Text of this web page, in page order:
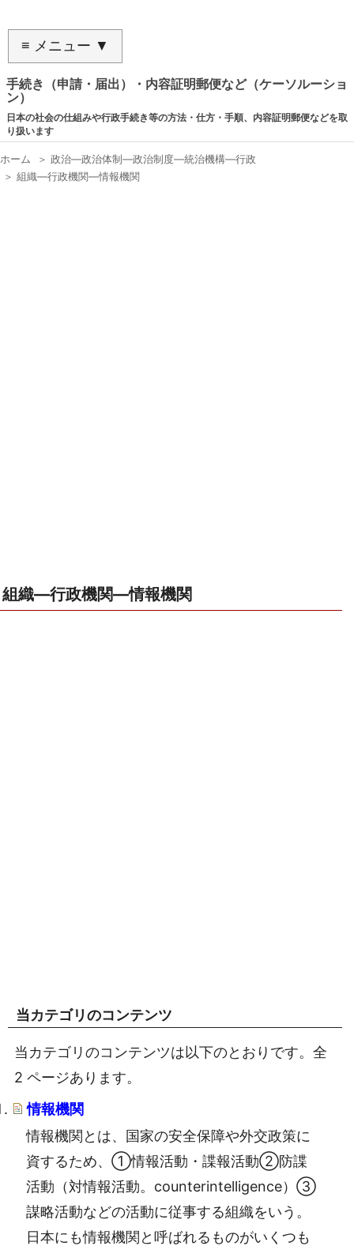
≡ メニュー ▼
手続き（申請・届出）・内容証明郵便など（ケーソルーショ
ン）
日本の社会の仕組みや行政手続き等の方法・仕方・手順、内容証明郵便などを取
り扱います
ホーム ＞ 政治―政治体制―政治制度―統治機構―行政
＞ 組織―行政機関―情報機関
組織―行政機関―情報機関
当カテゴリのコンテンツ
当カテゴリのコンテンツは以下のとおりです。全
2 ページあります。
情報機関
情報機関とは、国家の安全保障や外交政策に
資するため、①情報活動・諜報活動②防諜
活動（対情報活動。counterintelligence）③
謀略活動などの活動に従事する組織をいう。
日本にも情報機関と呼ばれるものがいくつも